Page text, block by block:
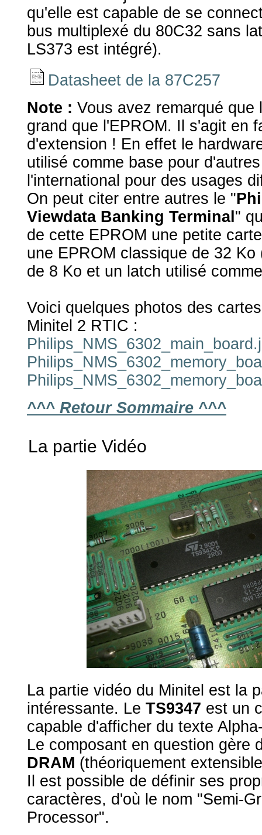
qu'elle est capable de se
bus multiplexé du 80C32 sans
LS373 est intégré).
Datasheet de la 87C257
Note : Vous avez remarqué
grand que l'EPROM. Il s'agit en
d'extension ! En effet le
utilisé comme base pour
l'international pour des usages
On peut citer entre autres le "
Viewdata Banking Terminal "
de cette EPROM une petite
une EPROM classique de 32
de 8 Ko et un latch utilisé
Voici quelques photos des
Minitel 2 RTIC :
^^^ Retour Sommaire ^^^
La partie Vidéo
La partie vidéo du Minitel est la
intéressante. Le TS9347 est un
capable d'afficher du texte
Le composant en question gère
DRAM (théoriquement
Il est possible de définir ses
caractères, d'où le nom "Semi-
Processor".